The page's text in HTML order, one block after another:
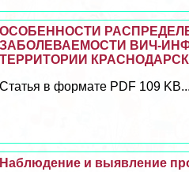
ОСОБЕННОСТИ
ЗАБОЛЕВАЕМОСТИ ВИЧ-
ТЕРРИТОРИИ
Статья в формате PDF 109 KB...
Наблюдение и выявление